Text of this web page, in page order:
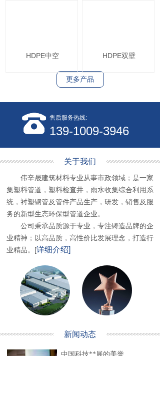
HDPE中空 HDPE双壁
更多产品
售后服务热线:
139-1009-3946
关于我们
伟辛晟建筑材料专业从事市政领域；是一家
集塑料管道，塑料检查井，雨水收集综合利用系
统，衬塑钢管及管件产品生产，研发，销售及服
务的新型生态环保型管道企业。
公司秉承品质源于专业，专注铸造品牌的企
业精神；以高品质，高性价比发展理念，打造行
业精品。 [详细介绍]
新闻动态
中国科技**展的美誉